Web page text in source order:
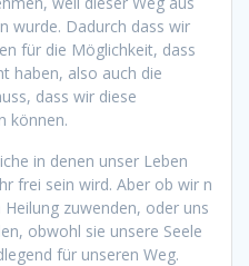
wurde. Dadurch dass wir
für die Möglichkeit, dass
haben, also auch die
dass wir diese
können.
in denen unser Leben
frei sein wird. Aber ob wir n
zuwenden, oder uns
obwohl sie unsere Seele
für unseren Weg.